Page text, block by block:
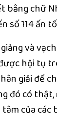
bằng chữ
số 114 ấn
và
hội tụ
giải để
đó có
của